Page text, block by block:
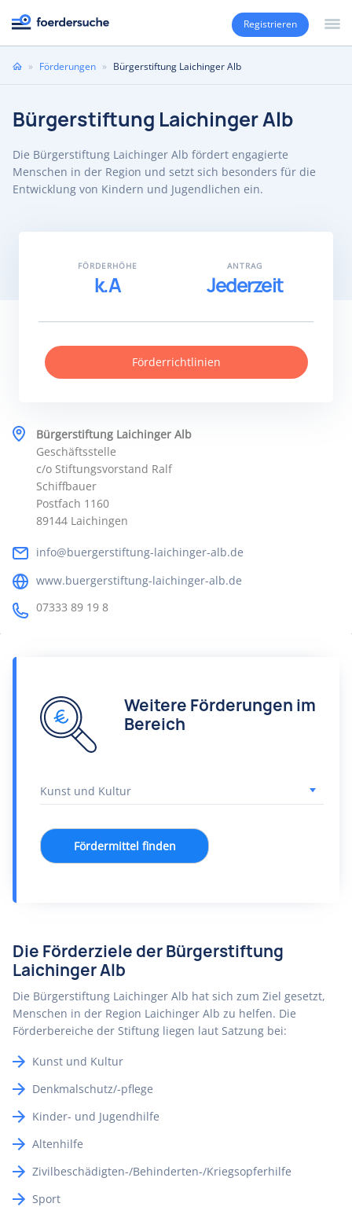
Registrieren
Sie» Förderungen » Bürgerstiftung Laichinger Alb
Bürgerstiftung Laichinger Alb
Die Bürgerstiftung Laichinger Alb fördert engagierte
Menschen in der Region und setzt sich besonders für die
Entwicklung von Kindern und Jugendlichen ein.
Bürgerstiftung Laichinger Alb
Geschäftsstelle
c/o Stiftungsvorstand Ralf
Schiffbauer
Postfach 1160
89144 Laichingen
info@buergerstiftung-laichinger-alb.de
www.buergerstiftung-laichinger-alb.de
07333 89 19 8
FÖRDERHÖHE
k.A
ANTRAG
Jederzeit
Förderrichtlinien
Weitere Förderungen im
Bereich
Fördermittel finden
Die Förderziele der Bürgerstiftung
Laichinger Alb
Die Bürgerstiftung Laichinger Alb hat sich zum Ziel gesetzt,
Menschen in der Region Laichinger Alb zu helfen. Die
Förderbereiche der Stiftung liegen laut Satzung bei:
Kunst und Kultur
Denkmalschutz/-pflege
Kinder- und Jugendhilfe
Altenhilfe
Zivilbeschädigten-/Behinderten-/Kriegsopferhilfe
Sport